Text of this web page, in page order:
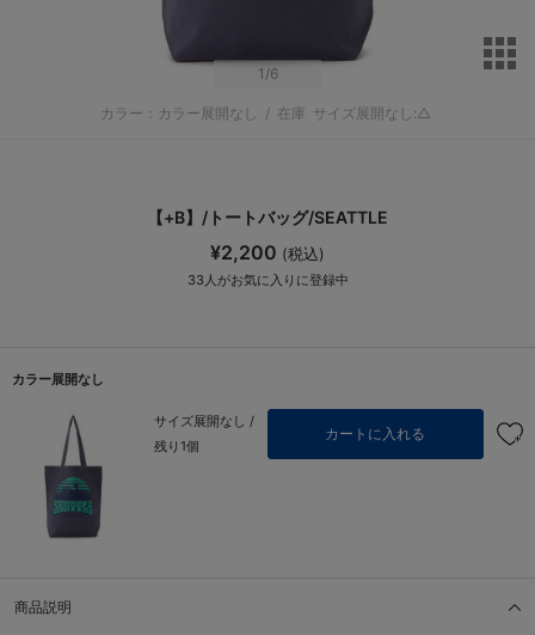
1 /6
カラー：カラー展開なし / 在庫 サイズ展開なし:△
【+B】/トートバッグ/SEATTLE
¥2,200 (税込)
33 人がお気に入りに登録中
カラー展開なし
サイズ展開なし /
残り1個
カートに入れる
商品説明